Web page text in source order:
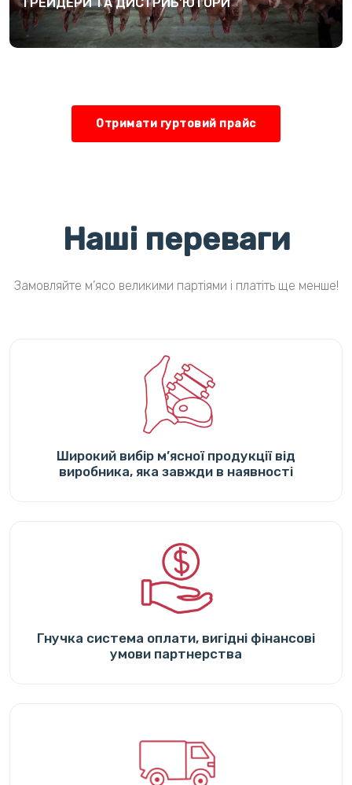
Отримати гуртовий прайс
Наші переваги
Замовляйте м’ясо великими партіями і платіть ще менше!
Широкий вибір м’ясної продукції від
виробника, яка завжди в наявності
Гнучка система оплати, вигідні фінансові
умови партнерства